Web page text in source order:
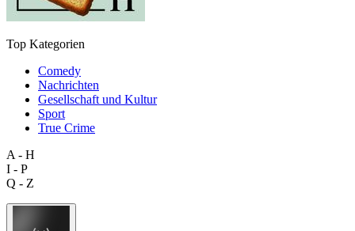
Top Kategorien
Comedy
Nachrichten
Gesellschaft und Kultur
Sport
True Crime
A - H
I - P
Q - Z